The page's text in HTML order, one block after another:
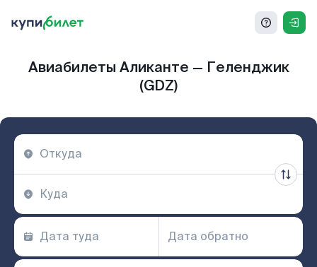
Авиабилеты Аликанте — Геленджик
(GDZ)